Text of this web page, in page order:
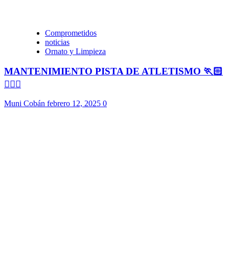
Comprometidos
noticias
Ornato y Limpieza
MANTENIMIENTO PISTA DE ATLETISMO 🏃🏻
🏃🏻‍♀️
Muni Cobán febrero 12, 2025 0